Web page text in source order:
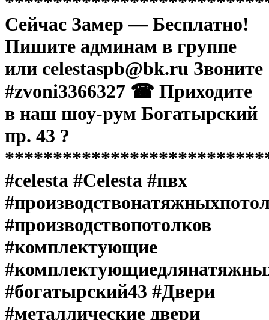
Сейчас Замер — Бесплатно!
Пишите админам в группе
или celestaspb@bk.ru Звоните
#zvoni3366327 ☎ Приходите
в наш шоу-рум Богатырский
пр. 43 ?
#celesta #Celesta #пвх
#производствопотолков
#комплектующие
#богатырский43 #Двери
#металлические двери